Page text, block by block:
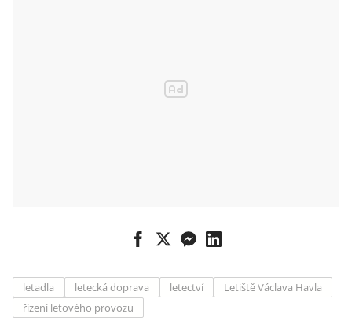
letadla letecká doprava letectví
Letiště Václava Havla
řízení letového provozu